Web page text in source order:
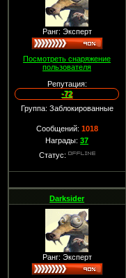
Ранг: Эксперт
Посмотреть снаряжение
пользователя
Репутация:
-72
Группа: Заблокированные
Сообщений: 1018
Награды: 37
Статус:
Darksider
Ранг: Эксперт